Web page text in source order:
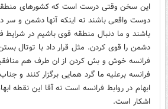
این سخن وقتی درست است که کشورهای
دوست واقعی باشند نه اینکه آنها دشمن و سر
باشند و ما دنبال منطقه قوی باشیم در
دشمن را قوی کردن. مثل قرار داد با توتال
فرانسه خوش و بش کردن از ان طرف هم
فرانسه برعلیه ما گرد همایی برگزار کنند و
ابهام در روابط فرانسه است نه آقا این نقطه
اشکار است.